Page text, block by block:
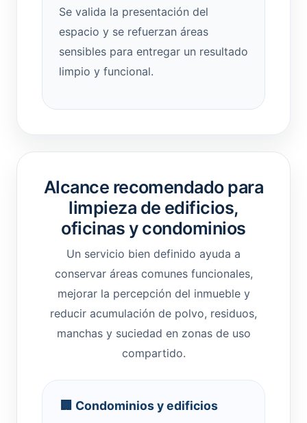
Se valida la presentación del
espacio y se refuerzan áreas
sensibles para entregar un resultado
limpio y funcional.
Alcance recomendado para
limpieza de edificios,
oficinas y condominios
Un servicio bien definido ayuda a
conservar áreas comunes funcionales,
mejorar la percepción del inmueble y
reducir acumulación de polvo, residuos,
manchas y suciedad en zonas de uso
compartido.
🏢 Condominios y edificios